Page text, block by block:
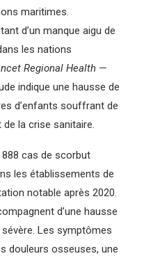
maritimes.
d’un manque aigu de
les nations
Regional Health —
indique une hausse de
d’enfants souffrant de
la crise sanitaire.
888 cas de scorbut
les établissements de
notable après 2020.
d’une hausse
Les symptômes
douleurs osseuses, une